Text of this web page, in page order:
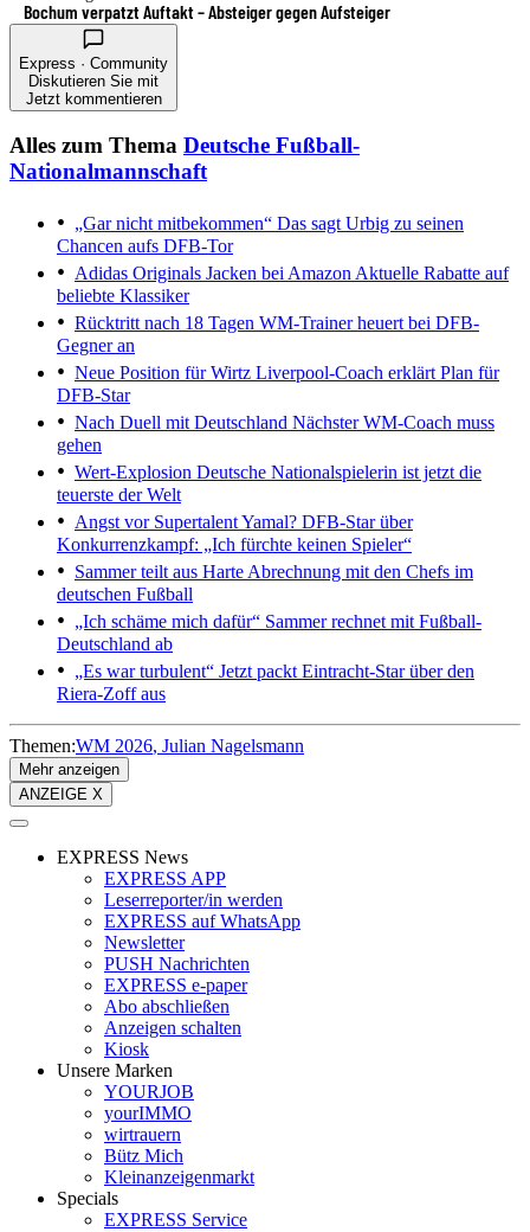
Bochum verpatzt Auftakt – Absteiger gegen Aufsteiger
Express · Community
Diskutieren Sie mit
Jetzt kommentieren
Alles zum Thema Deutsche Fußball-
Nationalmannschaft
„Gar nicht mitbekommen“ Das sagt Urbig zu seinen
Chancen aufs DFB-Tor
Adidas Originals Jacken bei Amazon Aktuelle Rabatte auf
beliebte Klassiker
Rücktritt nach 18 Tagen WM-Trainer heuert bei DFB-
Gegner an
Neue Position für Wirtz Liverpool-Coach erklärt Plan für
DFB-Star
Nach Duell mit Deutschland Nächster WM-Coach muss
gehen
Wert-Explosion Deutsche Nationalspielerin ist jetzt die
teuerste der Welt
Angst vor Supertalent Yamal? DFB-Star über
Konkurrenzkampf: „Ich fürchte keinen Spieler“
Sammer teilt aus Harte Abrechnung mit den Chefs im
deutschen Fußball
„Ich schäme mich dafür“ Sammer rechnet mit Fußball-
Deutschland ab
„Es war turbulent“ Jetzt packt Eintracht-Star über den
Riera-Zoff aus
Themen:WM 2026 Julian Nagelsmann
Mehr anzeigen
ANZEIGE X
EXPRESS News
EXPRESS APP
Leserreporter/in werden
EXPRESS auf WhatsApp
Newsletter
PUSH Nachrichten
EXPRESS e-paper
Abo abschließen
Anzeigen schalten
Kiosk
Unsere Marken
YOURJOB
yourIMMO
wirtrauern
Bütz Mich
Kleinanzeigenmarkt
Specials
EXPRESS Service